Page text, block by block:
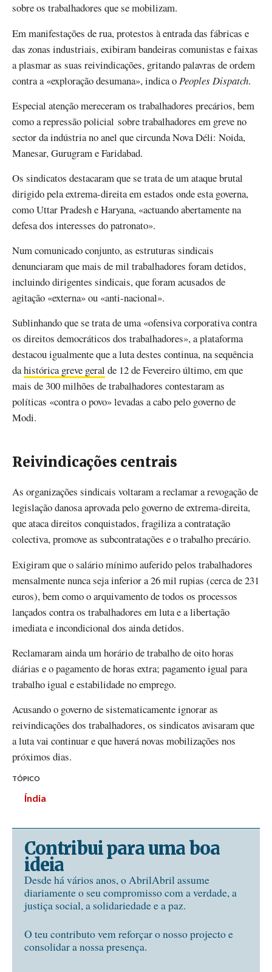
sobre os trabalhadores que se mobilizam.
Em manifestações de rua, protestos à entrada das fábricas e
das zonas industriais, exibiram bandeiras comunistas e faixas
a plasmar as suas reivindicações, gritando palavras de ordem
contra a «exploração desumana», indica oPeoples Dispatch.
Especial atenção mereceram os trabalhadores precários, bem
como a repressão policial sobre trabalhadores em greve no
sector da indústria no anel que circunda Nova Déli: Noida,
Manesar, Gurugram e Faridabad.
Os sindicatos destacaram que se trata de um ataque brutal
dirigido pela extrema-direita em estados onde esta governa,
como Uttar Pradesh e Haryana, «actuando abertamente na
defesa dos interesses do patronato».
Num comunicado conjunto, as estruturas sindicais
denunciaram que mais de mil trabalhadores foram detidos,
incluindo dirigentes sindicais, que foram acusados de
agitação «externa» ou «anti-nacional».
Sublinhando que se trata de uma «ofensiva corporativa contra
os direitos democráticos dos trabalhadores», a plataforma
destacou igualmente que a luta destes continua, na sequência
dahistórica greve geral de 12 de Fevereiro último, em que
mais de 300 milhões de trabalhadores contestaram as
políticas «contra o povo» levadas a cabo pelo governo de
Modi.
Reivindicações centrais
As organizações sindicais voltaram a reclamar a revogação de
legislação danosa aprovada pelo governo de extrema-direita,
que ataca direitos conquistados, fragiliza a contratação
colectiva, promove as subcontratações e o trabalho precário.
Exigiram que o salário mínimo auferido pelos trabalhadores
mensalmente nunca seja inferior a 26 mil rupias (cerca de 231
euros), bem como o arquivamento de todos os processos
lançados contra os trabalhadores em luta e a libertação
imediata e incondicional dos ainda detidos.
Reclamaram ainda um horário de trabalho de oito horas
diárias e o pagamento de horas extra; pagamento igual para
trabalho igual e estabilidade no emprego.
Acusando o governo de sistematicamente ignorar as
reivindicações dos trabalhadores, os sindicatos avisaram que
a luta vai continuar e que haverá novas mobilizações nos
próximos dias.
TÓPICO
Índia
Contribui para uma boa
ideia
Desde há vários anos, o AbrilAbril assume
diariamente o seu compromisso com a verdade, a
justiça social, a solidariedade e a paz.
O teu contributo vem reforçar o nosso projecto e
consolidar a nossa presença.